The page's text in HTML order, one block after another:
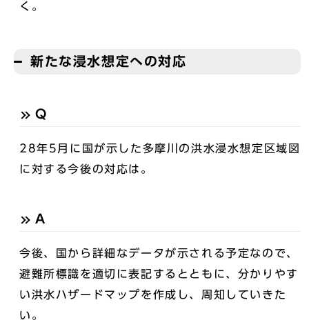
く。
新たな浸水想定への対応
Q
28年5月に国が示した多摩川の洪水浸水想定区域図
に対する今後の対応は。
A
今後、国から詳細なデータが示される予定なので、
避難所標識を適切に表記するとともに、分かりやす
い洪水ハザードマップを作成し、周知していきた
い。